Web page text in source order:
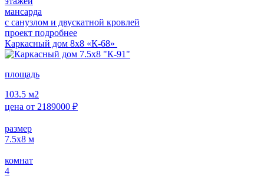
мансарда
с санузлом и двускатной кровлей
проект подробнее
Каркасный дом 8х8 «К-68»
площадь
103.5 м2
цена от 2189000 ₽
размер
7.5х8 м
комнат
4